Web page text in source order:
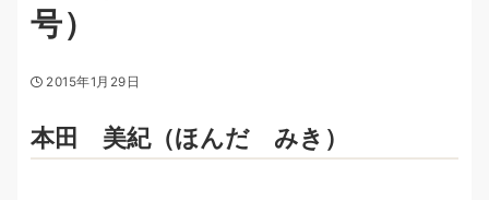
号）
2015年1月29日
本田 美紀（ほんだ みき）